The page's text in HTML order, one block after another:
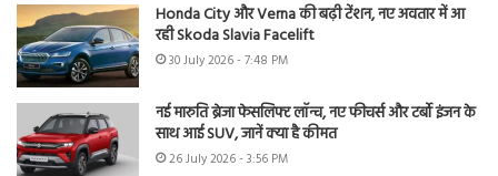
Honda City और Verna की बढ़ी टेंशन, नए अवतार में आ
रही Skoda Slavia Facelift
30 July 2026 - 7:48 PM
नई मारुति ब्रेजा फेसलिफ्ट लॉन्च, नए फीचर्स और टर्बो इंजन के
साथ आई SUV, जानें क्या है कीमत
26 July 2026 - 3:56 PM